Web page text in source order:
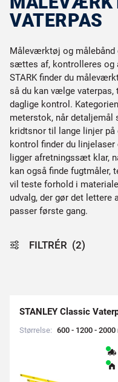
VATERPAS
Måleværktøj og målebånd
sættes af, kontrolleres og
STARK finder du
så du kan vælge
daglige kontrol.
meterstok, når
kridtsnor til lange linjer
kontrol finder du
ligger afretningssæt klar,
kan også finde fugtmåler,
vil teste forhold i
udvalg, der gør det lettere
passer første gang.
FILTRÉR (2)
STANLEY Classic
Størrelse: 600 - 1200 - 2000